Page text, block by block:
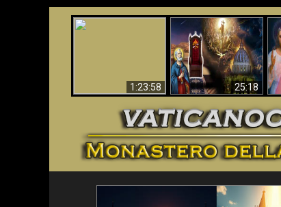
1:23:58 25:18
La Bibbia ha previsto
70 anni senza Papa?